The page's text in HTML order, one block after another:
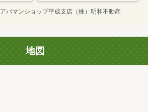
アパマンショップ平成支店（株）明和不動産
地図